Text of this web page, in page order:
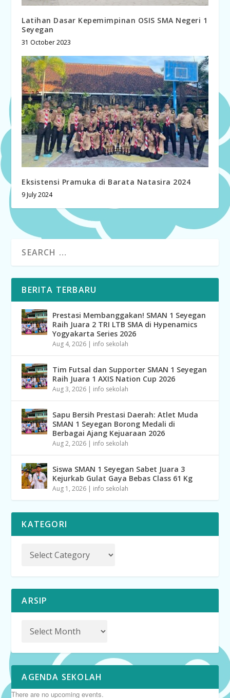
Latihan Dasar Kepemimpinan OSIS SMA Negeri 1
Seyegan
31 October 2023
Eksistensi Pramuka di Barata Natasira 2024
9 July 2024
BERITA TERBARU
Prestasi Membanggakan! SMAN 1 Seyegan
Raih Juara 2 TRI LTB SMA di Hypenamics
Yogyakarta Series 2026
Aug 4, 2026 | info sekolah
Tim Futsal dan Supporter SMAN 1 Seyegan
Raih Juara 1 AXIS Nation Cup 2026
Aug 3, 2026 | info sekolah
Sapu Bersih Prestasi Daerah: Atlet Muda
SMAN 1 Seyegan Borong Medali di
Berbagai Ajang Kejuaraan 2026
Aug 2, 2026 | info sekolah
Siswa SMAN 1 Seyegan Sabet Juara 3
Kejurkab Gulat Gaya Bebas Class 61 Kg
Aug 1, 2026 | info sekolah
KATEGORI
ARSIP
AGENDA SEKOLAH
There are no upcoming events.